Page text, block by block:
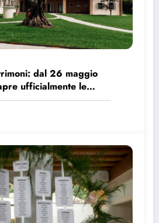
dal 26 maggio
ufficialmente le